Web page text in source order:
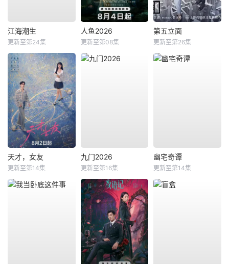
江海潮生
更新至第24集
人鱼2026
更新至第08集
第五立面
更新至第26集
天才，女友
更新至第14集
九门2026
更新至第16集
幽宅奇谭
更新至第14集